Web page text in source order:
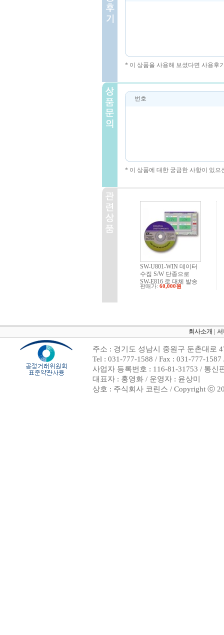
* 이 상품을 사용해 보셨다면 사용후
번호
* 이 상품에 대한 궁금한 사항이 있
SW-U801-WIN 데이터
수집 S/W 단종으로
SW-E816 로 대체 발송
판매가: 60,000원
회사소개
주소 : 경기도 성남시 중원구 둔촌대로
Tel : 031-777-1588 / Fax : 031-777-
사업자 등록번호 : 116-81-31753 / 통신
대표자 : 홍영화 / 운영자 : 윤상미
상호 : 주식회사 코린스 / Copyright ⓒ